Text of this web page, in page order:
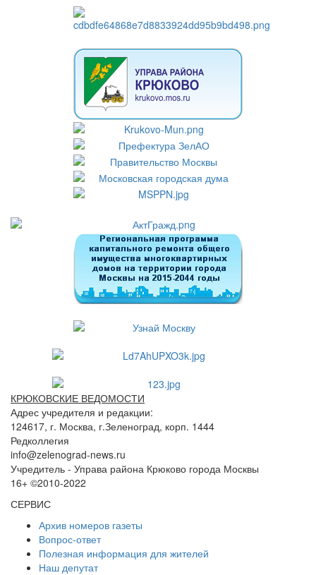
КРЮКОВСКИЕ ВЕДОМОСТИ
Адрес учредителя и редакции:
124617, г. Москва, г.Зеленоград, корп. 1444
Редколлегия
info@zelenograd-news.ru
Учредитель - Управа района Крюково города Москвы
16+ ©2010-2022
СЕРВИС
Архив номеров газеты
Вопрос-ответ
Полезная информация для жителей
Наш депутат